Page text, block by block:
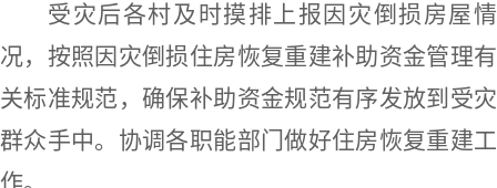
受灾后各村及时摸排上报因灾倒损房屋情
况，按照因灾倒损住房恢复重建补助资金管理有
关标准规范，确保补助资金规范有序发放到受灾
群众手中。 协调各职能部门做好住房恢复重建工
作。